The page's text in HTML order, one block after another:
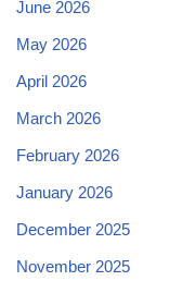
June 2026
May 2026
April 2026
March 2026
February 2026
January 2026
December 2025
November 2025